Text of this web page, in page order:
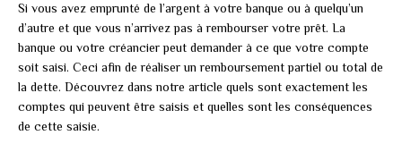
Si vous avez emprunté de l’argent à votre banque ou à quelqu’un
d’autre et que vous n’arrivez pas à rembourser votre prêt. La
banque ou votre créancier peut demander à ce que votre compte
soit saisi. Ceci afin de réaliser un remboursement partiel ou total de
la dette. Découvrez dans notre article quels sont exactement les
comptes qui peuvent être saisis et quelles sont les conséquences
de cette saisie.